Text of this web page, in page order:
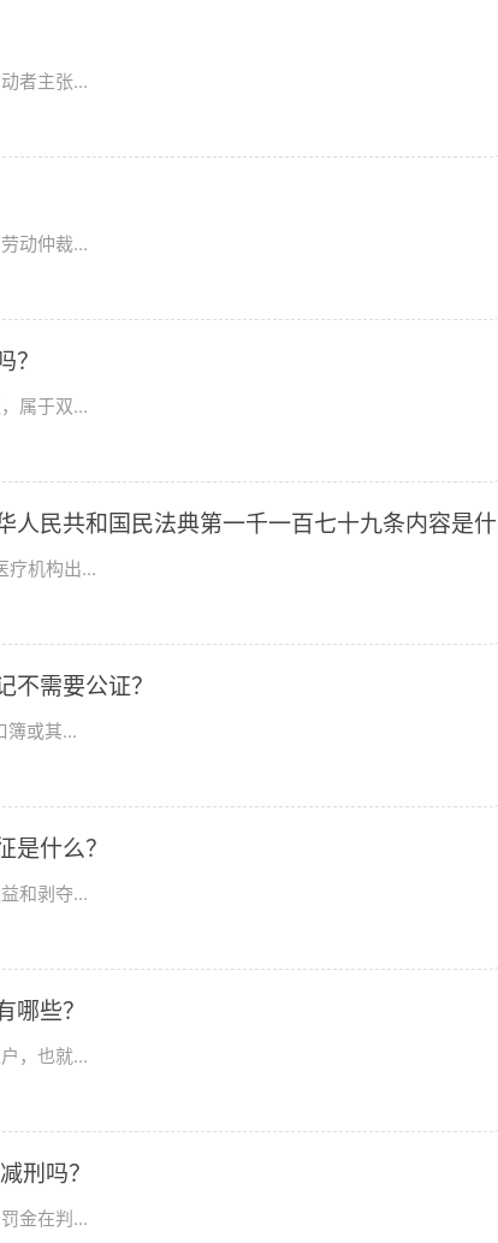
者主张...
动仲裁...
？
属于双...
人民共和国民法典第一千一百七十九条内容是什
疗机构出...
需要公证？
簿或其...
是什么？
和剥夺...
哪些？
，也就...
刑吗？
金在判...